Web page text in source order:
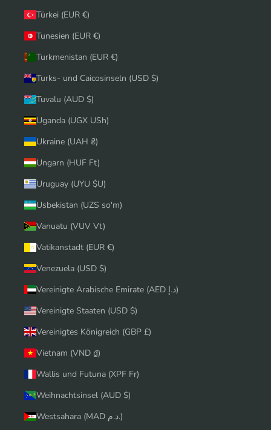
Türkei (EUR €)
Tunesien (EUR €)
Turkmenistan (EUR €)
Turks- und Caicosinseln (USD $)
Tuvalu (AUD $)
Uganda (UGX USh)
Ukraine (UAH ₴)
Ungarn (HUF Ft)
Uruguay (UYU $U)
Usbekistan (UZS so'm)
Vanuatu (VUV Vt)
Vatikanstadt (EUR €)
Venezuela (USD $)
Vereinigte Arabische Emirate (AED د.إ)
Vereinigte Staaten (USD $)
Vereinigtes Königreich (GBP £)
Vietnam (VND ₫)
Wallis und Futuna (XPF Fr)
Weihnachtsinsel (AUD $)
Westsahara (MAD د.م.)